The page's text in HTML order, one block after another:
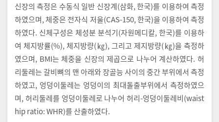
신장의 측정은 수동식 일반 신장계(삼화, 한국)를 이용하여 측정
하였으며, 체중은 전자식 저울(CAS-150, 한국)을 이용하여 측정
하였다. 신체구성은 체성분 분석기(자원메디칼, 한국)를 이용하
여 체지방률(%), 체지방량(㎏), 그리고 제지방량(㎏)을 측정하
였으며, BMI는 체중을 신장의 제곱으로 나누어 계산하였다. 허
리둘레는 갈비뼈의 맨 아래와 장골능 사이의 중간 부위에서 측정
하였고, 엉덩이둘레는 엉덩이의 최대돌출부위에서 측정하였으
며, 허리둘레를 엉덩이둘레로 나누어 허리-엉덩이둘레비(waist
hip ratio: WHR)를 산출하였다.